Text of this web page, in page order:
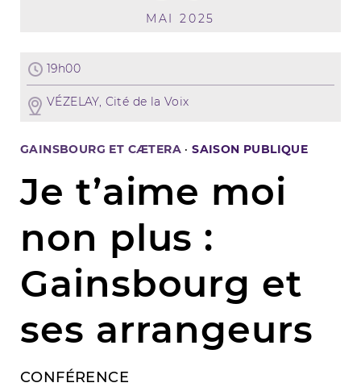
MAI 2025
19h00
VÉZELAY, Cité de la Voix
GAINSBOURG ET CÆTERA ·SAISON PUBLIQUE
Je t’aime moi
non plus :
Gainsbourg et
ses arrangeurs
CONFÉRENCE